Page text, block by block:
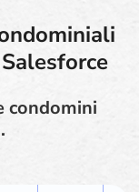
condomini